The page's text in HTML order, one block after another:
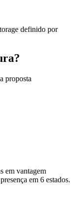
definido por
proposta
em vantagem
em 6 estados.